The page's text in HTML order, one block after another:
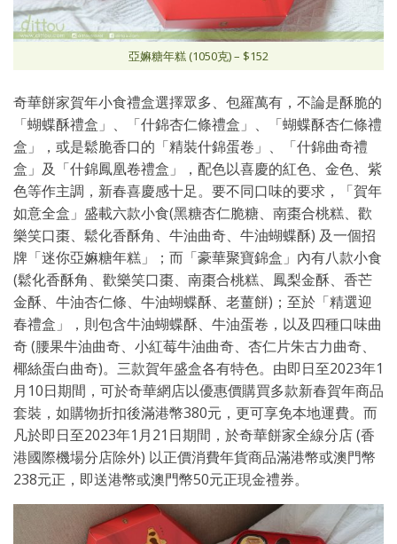
亞嫲糖年糕 (1050克) – $152
奇華餅家賀年小食禮盒選擇眾多、包羅萬有，不論是酥脆的
「蝴蝶酥禮盒」、「什錦杏仁條禮盒」、「蝴蝶酥杏仁條禮
盒」，或是鬆脆香口的「精裝什錦蛋卷」、「什錦曲奇禮
盒」及「什錦鳳凰卷禮盒」，配色以喜慶的紅色、金色、紫
色等作主調，新春喜慶感十足。要不同口味的要求，「賀年
如意全盒」盛載六款小食(黑糖杏仁脆糖、南棗合桃糕、歡
樂笑口棗、鬆化香酥角、牛油曲奇、牛油蝴蝶酥) 及一個招
牌「迷你亞嫲糖年糕」；而「豪華聚寶錦盒」內有八款小食
(鬆化香酥角、歡樂笑口棗、南棗合桃糕、鳳梨金酥、香芒
金酥、牛油杏仁條、牛油蝴蝶酥、老薑餅)；至於「精選迎
春禮盒」，則包含牛油蝴蝶酥、牛油蛋卷，以及四種口味曲
奇 (腰果牛油曲奇、小紅莓牛油曲奇、杏仁片朱古力曲奇、
椰絲蛋白曲奇)。三款賀年盛盒各有特色。由即日至2023年1
月10日期間，可於奇華網店以優惠價購買多款新春賀年商品
套裝，如購物折扣後滿港幣380元，更可享免本地運費。而
凡於即日至2023年1月21日期間，於奇華餅家全線分店 (香
港國際機場分店除外) 以正價消費年貨商品滿港幣或澳門幣
238元正，即送港幣或澳門幣50元正現金禮券。